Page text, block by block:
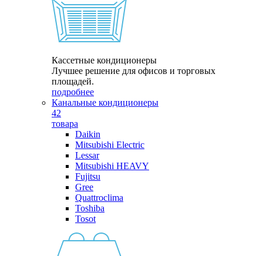
Кассетные кондиционеры
Лучшее решение для офисов и торговых
площадей.
подробнее
Канальные кондиционеры
42
товара
Daikin
Mitsubishi Electric
Lessar
Mitsubishi HEAVY
Fujitsu
Gree
Quattroclima
Toshiba
Tosot